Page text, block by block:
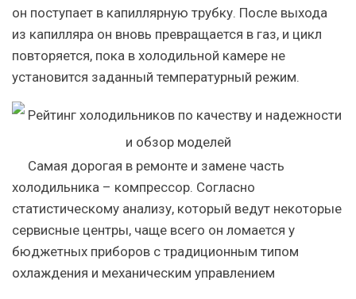
он поступает в капиллярную трубку. После выхода
из капилляра он вновь превращается в газ, и цикл
повторяется, пока в холодильной камере не
установится заданный температурный режим.
Самая дорогая в ремонте и замене часть
холодильника – компрессор. Согласно
статистическому анализу, который ведут некоторые
сервисные центры, чаще всего он ломается у
бюджетных приборов с традиционным типом
охлаждения и механическим управлением